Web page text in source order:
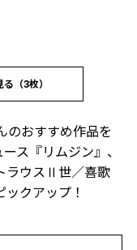
（3枚）
のおすすめ作品を
ス『リムジン』、
ラウスⅡ世／喜歌
クアップ！